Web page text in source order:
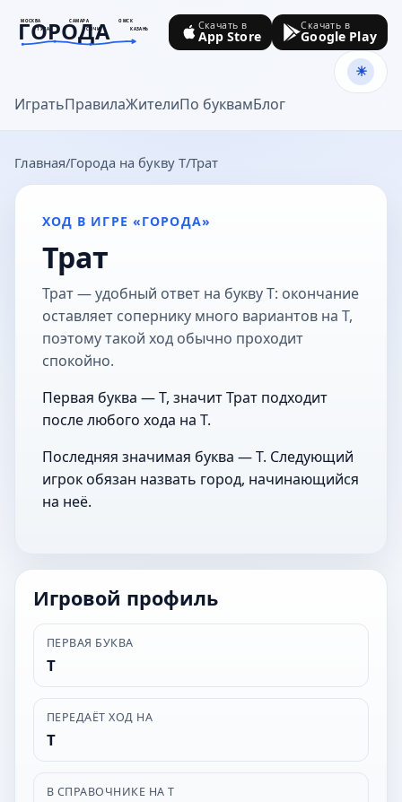
МОСКВА САМАРА
ОМСК
ТУЛА
СОЧИ КАЗАНЬ
ГОРОДА
goroda-na.ru
ИгратьПравилаЖителиПо буквамБлог
Скачать в
App Store
Скачать в
Google Play
Главная Города на букву Т Трат
ХОД В ИГРЕ «ГОРОДА»
Трат
Трат — удобный ответ на букву Т: окончание
оставляет сопернику много вариантов на Т,
поэтому такой ход обычно проходит
спокойно.
Первая буква — Т, значит Трат подходит
после любого хода на Т.
Последняя значимая буква — Т. Следующий
игрок обязан назвать город, начинающийся
на неё.
Игровой профиль
ПЕРВАЯ БУКВА
Т
ПЕРЕДАЁТ ХОД НА
Т
В СПРАВОЧНИКЕ НА Т